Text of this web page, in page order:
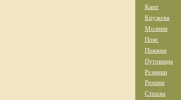
Кант
Кружева
Молнии
Пояс
Пряжки
Пуговицы
Резинки
Рюшки
Стразы